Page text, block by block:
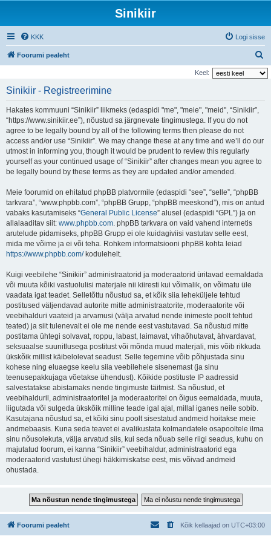
Sinikiir
KKK Logi sisse
Foorumi pealeht
t
Keel:
Sinikiir - Registreerimine
Hakates kommuuni “Sinikiir” liikmeks (edaspidi "me", "meie", "meid", “Sinikiir”,
“https://www.sinikiir.ee”), nõustud sa järgnevate tingimustega. If you do not
agree to be legally bound by all of the following terms then please do not
access and/or use “Sinikiir”. We may change these at any time and we’ll do our
utmost in informing you, though it would be prudent to review this regularly
yourself as your continued usage of “Sinikiir” after changes mean you agree to
be legally bound by these terms as they are updated and/or amended.
Meie foorumid on ehitatud phpBB platvormile (edaspidi “see”, “selle”, “phpBB
tarkvara”, “www.phpbb.com”, “phpBB Grupp, “phpBB meeskond”), mis on antud
vabaks kasutamiseks “General Public License” alusel (edaspidi “GPL”) ja on
allalaaditav siit: www.phpbb.com. phpBB tarkvara on vaid vahend internetis
arutelude pidamiseks, phpBB Grupp ei ole kuidagiviisi vastutav selle eest,
mida me võime ja ei või teha. Rohkem informatsiooni phpBB kohta leiad
https://www.phpbb.com/kodulehelt.
Kuigi veebilehe “Sinikiir” administraatorid ja moderaatorid üritavad eemaldada
või muuta kõiki vastuolulisi materjale nii kiiresti kui võimalik, on võimatu üle
vaadata igat teadet. Selletõttu nõustud sa, et kõik siia leheküljele tehtud
postitused väljendavad autorite mitte administraatorite, moderaatorite või
veebihalduri vaateid ja arvamusi (välja arvatud nende inimeste poolt tehtud
teated) ja siit tulenevalt ei ole me nende eest vastutavad. Sa nõustud mitte
postitama ühtegi solvavat, roppu, labast, laimavat, vihaõhutavat, ähvardavat,
seksuaalse suunitlusega postitust või mõnda muud materjali, mis võib rikkuda
ükskõik millist käibelolevat seadust. Selle tegemine võib põhjustada sinu
kohese ning eluaegse keelu siia veebilehele sisenemast (ja sinu
teenusepakkujaga võetakse ühendust). Kõikide postituste IP aadressid
salvestatakse abistamaks nende tingimuste täitmist. Sa nõustud, et
veebihalduril, administraatoritel ja moderaatoritel on õigus eemaldada, muuta,
liigutada või sulgeda ükskõik milline teade igal ajal, millal iganes neile sobib.
Kasutajana nõustud sa, et kõiki sinu poolt sisestatud andmeid hoitakse meie
andmebaasis. Kuna seda teavet ei avalikustata kolmandatele osapooltele ilma
sinu nõusolekuta, välja arvatud siis, kui seda nõuab selle riigi seadus, kuhu on
majutatud foorum, ei kanna “Sinikiir” veebihaldur, administraatorid ega
moderaatorid vastutust ühegi häkkimiskatse eest, mis võivad andmeid
ohustada.
Foorumi pealeht Kõik kellaajad on UTC+03:00